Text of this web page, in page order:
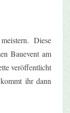
Diese
Bauevent am
veröffentlicht
ihr dann